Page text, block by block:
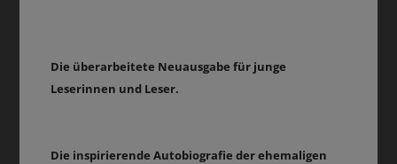
Die überarbeitete Neuausgabe für junge
Leserinnen und Leser.
Die inspirierende Autobiografie der ehemaligen